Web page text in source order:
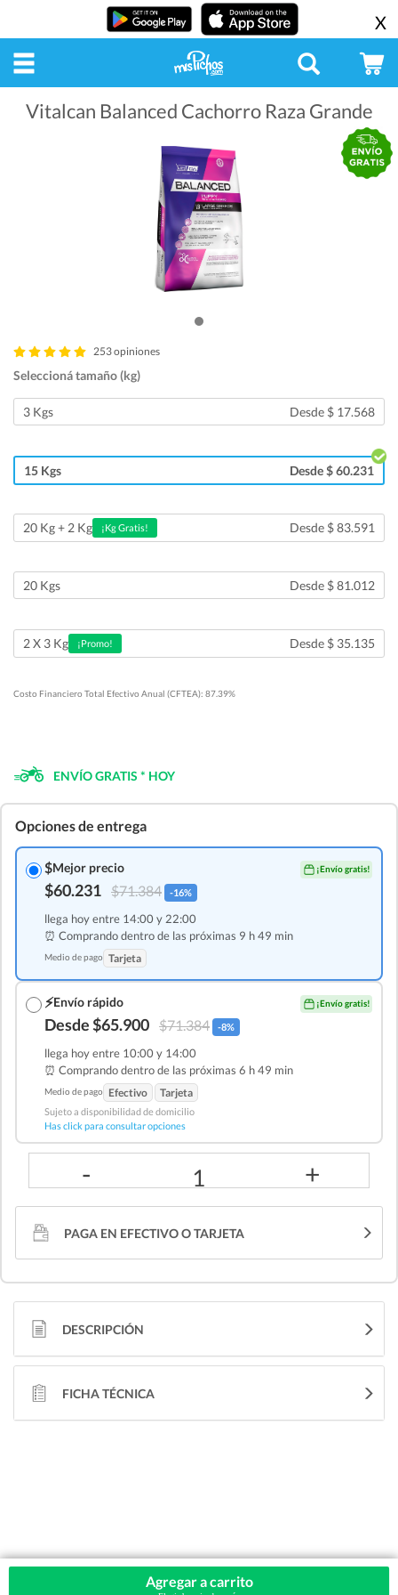
X
Vitalcan Balanced Cachorro Raza Grande
253 opiniones
Seleccioná tamaño (kg)
3 Kgs Desde $ 17.568
15 Kgs Desde $ 60.231
20 Kg + 2 Kg ¡Kg Gratis! Desde $ 83.591
20 Kgs Desde $ 81.012
2 X 3 Kg ¡Promo! Desde $ 35.135
Costo Financiero Total Efectivo Anual (CFTEA): 87.39%
ENVÍO GRATIS * HOY
Opciones de entrega
$Mejor precio ¡Envío gratis!
$60.231 $71.384 -16%
llega hoy entre 14:00 y 22:00
⏰ Comprando dentro de las próximas 9 h 49 min
Medio de pago Tarjeta
⚡Envío rápido ¡Envío gratis!
Desde $65.900 $71.384 -8%
llega hoy entre 10:00 y 14:00
⏰ Comprando dentro de las próximas 6 h 49 min
Medio de pago Efectivo Tarjeta
Sujeto a disponibilidad de domicilio
Has click para consultar opciones
- 1 +
Agregar a carrito
PAGA EN EFECTIVO O TARJETA
DESCRIPCIÓN
FICHA TÉCNICA